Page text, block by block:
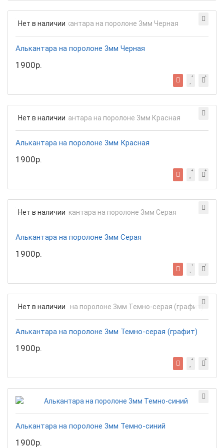
Нет в наличии
Алькантара на поролоне 3мм Черная
1900р.
Нет в наличии
Алькантара на поролоне 3мм Красная
1900р.
Нет в наличии
Алькантара на поролоне 3мм Серая
1900р.
Нет в наличии
Алькантара на поролоне 3мм Темно-серая (графит)
1900р.
Алькантара на поролоне 3мм Темно-синий
1900р.